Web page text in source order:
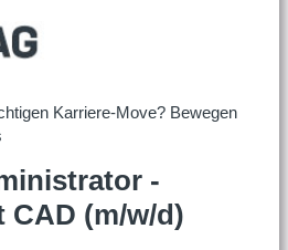
Karriere-Move? Bewegen
-
CAD (m/w/d)